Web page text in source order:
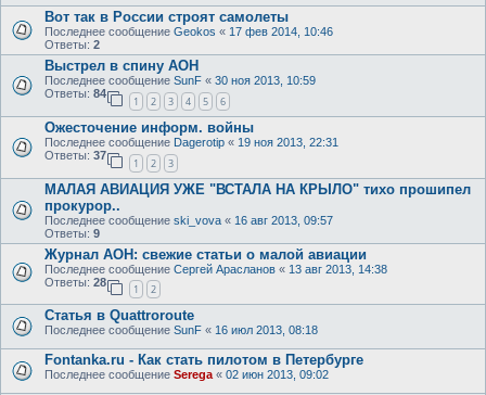
Вот так в России строят самолеты
Последнее сообщение Geokos « 17 фев 2014, 10:46
Ответы: 2
Выстрел в спину АОН
Последнее сообщение SunF « 30 ноя 2013, 10:59
Ответы: 84
1 2 3 4 5 6
Ожесточение информ. войны
Последнее сообщение Dagerotip « 19 ноя 2013, 22:31
Ответы: 37
1 2 3
МАЛАЯ АВИАЦИЯ УЖЕ "ВСТАЛА НА КРЫЛО" тихо прошипел
прокурор..
Последнее сообщение ski_vova « 16 авг 2013, 09:57
Ответы: 9
Журнал АОН: свежие статьи о малой авиации
Последнее сообщение Сергей Арасланов « 13 авг 2013, 14:38
Ответы: 28
1 2
Статья в Quattroroute
Последнее сообщение SunF « 16 июл 2013, 08:18
Fontanka.ru - Как стать пилотом в Петербурге
Последнее сообщение Serega « 02 июн 2013, 09:02